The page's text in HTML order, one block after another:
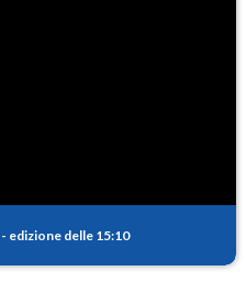
- edizione delle 15:10